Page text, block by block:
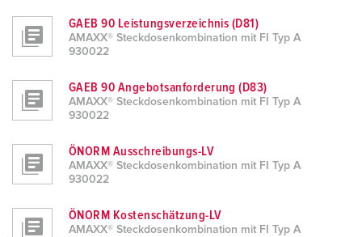
GAEB 90 Leistungsverzeichnis (D81)
AMAXX® Steckdosenkombination mit FI Typ A
930022
GAEB 90 Angebotsanforderung (D83)
AMAXX® Steckdosenkombination mit FI Typ A
930022
ÖNORM Ausschreibungs-LV
AMAXX® Steckdosenkombination mit FI Typ A
930022
ÖNORM Kostenschätzung-LV
AMAXX® Steckdosenkombination mit FI Typ A